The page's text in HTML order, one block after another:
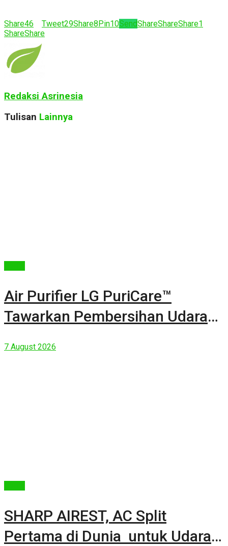
Share46 Tweet29Share8 Pin10SendShareShareShare1
ShareShare
Redaksi Asrinesia
Tulisan Lainnya
Air Purifier LG PuriCare™
Tawarkan Pembersihan Udara
7 August 2026
SHARP AIREST, AC Split
Pertama di Dunia untuk Udara